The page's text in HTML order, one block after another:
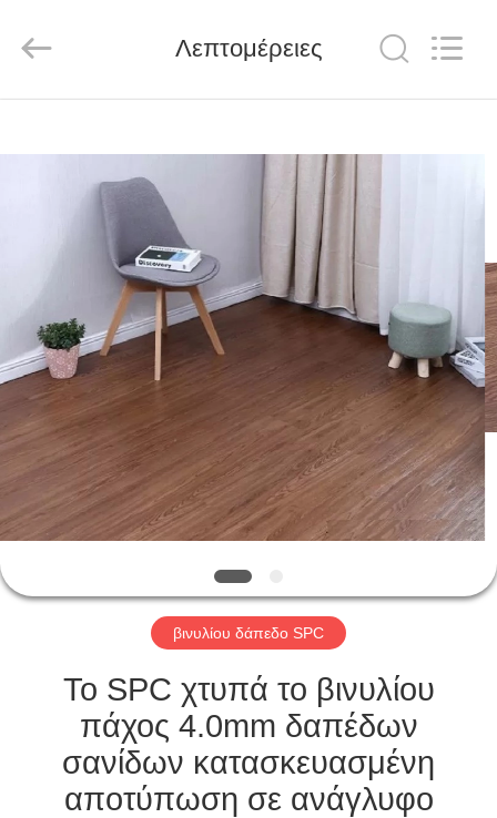
ΠΡΟΪΌΝΤΑ
ΒΊΝΤΕΟ
ΠΕΡΊΠΟΥ
ΕΜΕΊΣ
ΓΎΡΟΣ
ΕΡΓΟΣΤΑΣΊΩΝ
ΠΟΙΟΤΙΚΌΣ
ΈΛΕΓΧΟΣ
ΕΛΆΤΕ
ΕΠΑΦΉ
Materials
Co.,Ltd..
Λεπτομέρειες
βινυλίου δάπεδο SPC
Το SPC χτυπά το βινυλίου
πάχος 4.0mm δαπέδων
σανίδων κατασκευασμένη
αποτύπωση σε ανάγλυφο